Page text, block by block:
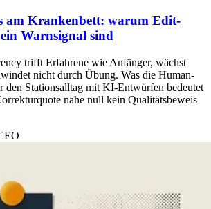
am Krankenbett: warum Edit-
Warnsignal sind
trifft Erfahrene wie Anfänger, wächst
nicht durch Übung. Was die Human-
den Stationsalltag mit KI-Entwürfen bedeutet
nahe null kein Qualitätsbeweis